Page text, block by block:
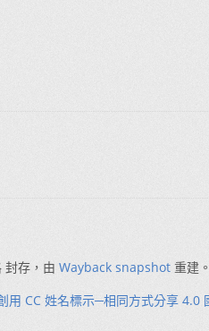
存，由 Wayback snapshot 重建
用 CC 姓名標示─相同方式分享 4.0